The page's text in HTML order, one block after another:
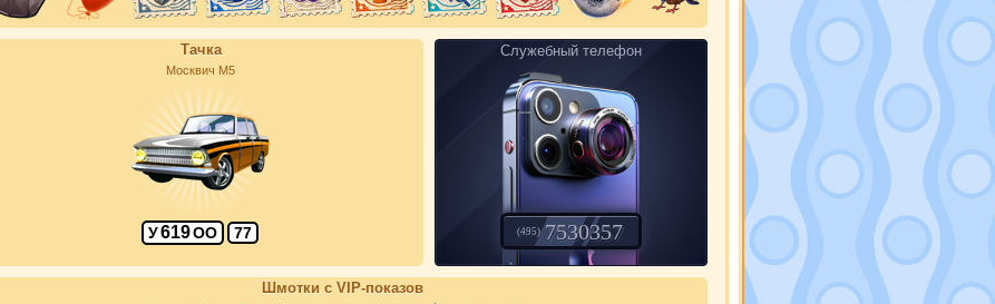
Тачка
Москвич М5
У619ОО 77
Служебный телефон
(495) 7530357
Шмотки с VIP-показов